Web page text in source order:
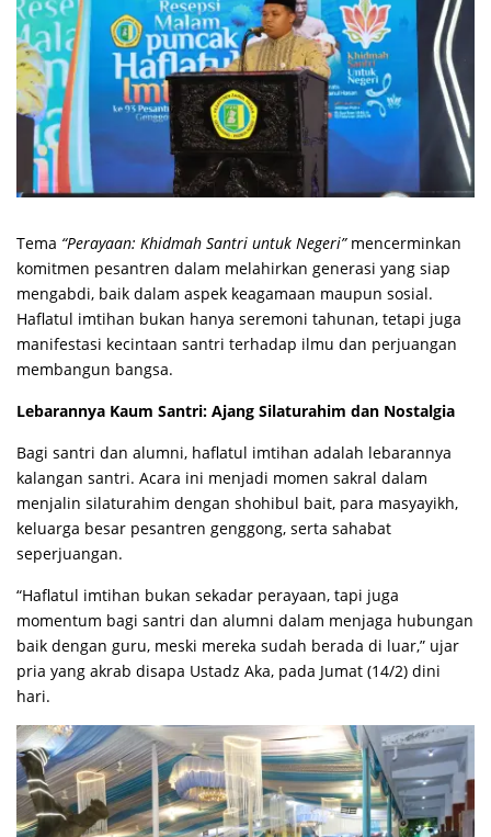
Tema “Perayaan: Khidmah Santri untuk Negeri”mencerminkan
komitmen pesantren dalam melahirkan generasi yang siap
mengabdi, baik dalam aspek keagamaan maupun sosial.
Haflatul imtihan bukan hanya seremoni tahunan, tetapi juga
manifestasi kecintaan santri terhadap ilmu dan perjuangan
membangun bangsa.
Lebarannya Kaum Santri: Ajang Silaturahim dan Nostalgia
Bagi santri dan alumni, haflatul imtihan adalah lebarannya
kalangan santri. Acara ini menjadi momen sakral dalam
menjalin silaturahim dengan shohibul bait, para masyayikh,
keluarga besar pesantren genggong, serta sahabat
seperjuangan.
“Haflatul imtihan bukan sekadar perayaan, tapi juga
momentum bagi santri dan alumni dalam menjaga hubungan
baik dengan guru, meski mereka sudah berada di luar,” ujar
pria yang akrab disapa Ustadz Aka, pada Jumat (14/2) dini
hari.